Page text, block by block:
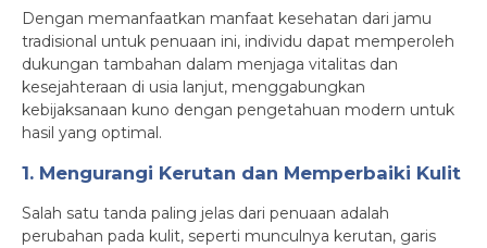
Dengan memanfaatkan manfaat kesehatan dari jamu
tradisional untuk penuaan ini, individu dapat memperoleh
dukungan tambahan dalam menjaga vitalitas dan
kesejahteraan di usia lanjut, menggabungkan
kebijaksanaan kuno dengan pengetahuan modern untuk
hasil yang optimal.
1. Mengurangi Kerutan dan Memperbaiki Kulit
Salah satu tanda paling jelas dari penuaan adalah
perubahan pada kulit, seperti munculnya kerutan, garis